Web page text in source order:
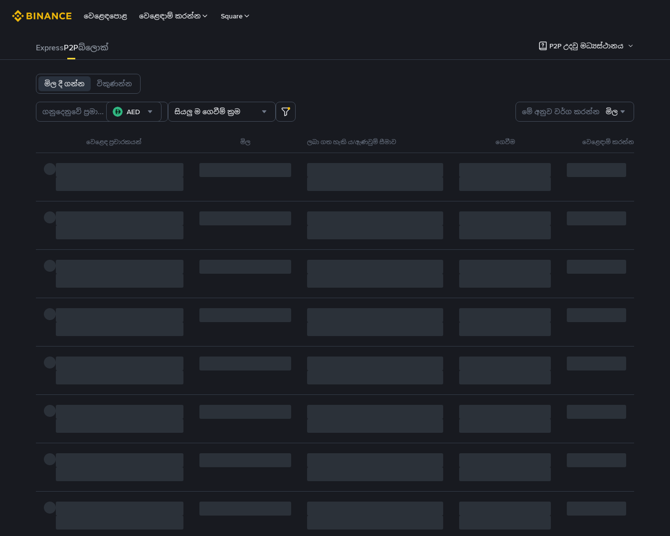
වෙළෙඳපොළ වෙළෙඳාම් කරන්න Square
ExpressP2Pබ්ලොක් P2P උදවු මධ්‍යස්ථානය
මිල දී ගන්න විකුණන්න
AED සියලු ම ගෙවීම් ක්‍රම මේ අනුව වර්ග කරන්න මිල
වෙළෙඳ ප්‍රචාරකයන් මිල ලබා ගත හැකි ය/ඇණවුම් සීමාව ගෙවීම වෙළෙඳාම් කරන්න